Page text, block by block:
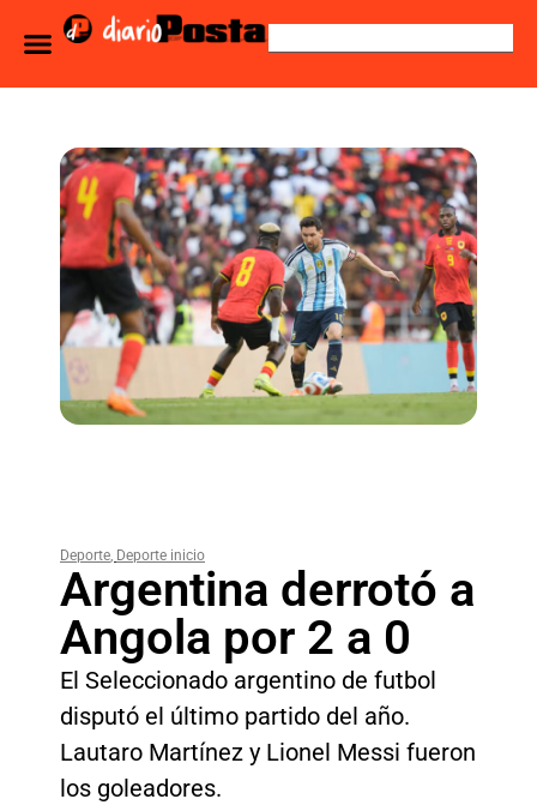
Deporte, Deporte inicio
Argentina derrotó a
Angola por 2 a 0
El Seleccionado argentino de futbol
disputó el último partido del año.
Lautaro Martínez y Lionel Messi fueron
los goleadores.